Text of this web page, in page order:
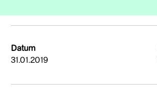
Datum
31.01.2019